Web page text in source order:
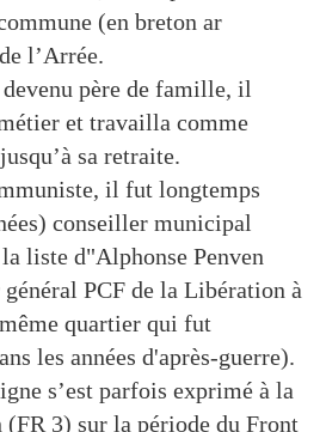
(en breton ar
l’Arrée.
devenu père de famille, il
et travailla comme
sa retraite.
il fut longtemps
conseiller municipal
la liste d"Alphonse Penven
PCF de la Libération à
même quartier qui fut
les années d'après-guerre).
s’est parfois exprimé à la
3) sur la période du Front